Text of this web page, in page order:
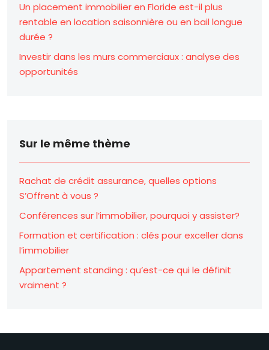
Un placement immobilier en Floride est-il plus
rentable en location saisonnière ou en bail longue
durée ?
Investir dans les murs commerciaux : analyse des
opportunités
Sur le même thème
Rachat de crédit assurance, quelles options
S’Offrent à vous ?
Conférences sur l’immobilier, pourquoi y assister?
Formation et certification : clés pour exceller dans
l’immobilier
Appartement standing : qu’est-ce qui le définit
vraiment ?